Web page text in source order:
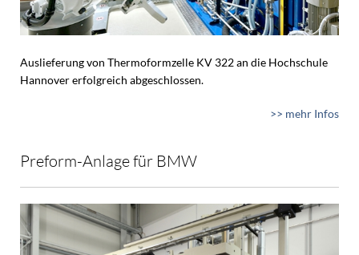
Auslieferung von Thermoformzelle KV 322 an die Hochschule
Hannover erfolgreich abgeschlossen.
>> mehr Infos
Preform-Anlage für BMW